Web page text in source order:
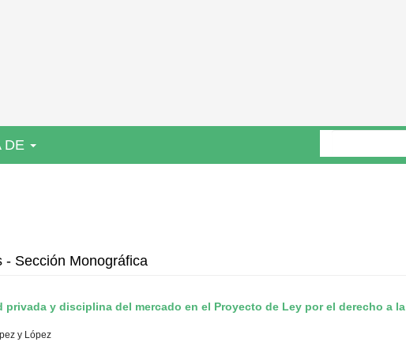
DE
- Sección Monográfica
privada y disciplina del mercado en el Proyecto de Ley por el derecho a la
y López